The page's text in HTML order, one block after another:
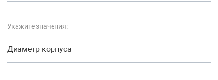
Укажите значения:
Диаметр корпуса